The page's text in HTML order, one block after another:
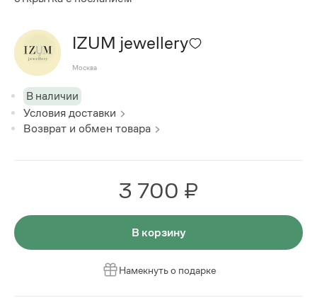
IZUM jewellery
Москва
В наличии
Условия доставки
Возврат и обмен товара
3 700 ₽
В корзину
Намекнуть о подарке